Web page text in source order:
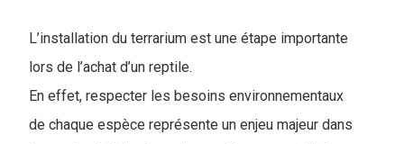
L’installation du terrarium est une étape importante
lors de l’achat d’un reptile.
En effet, respecter les besoins environnementaux
de chaque espèce représente un enjeu majeur dans